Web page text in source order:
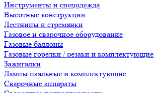
Инструменты и спецодежда
Высотные конструкции
Лестницы и стремянки
Газовое и сварочное оборудование
Газовые баллоны
Газовые горелки / резаки и комплектующие
Зажигалки
Лампы паяльные и комплектующие
Сварочные аппараты